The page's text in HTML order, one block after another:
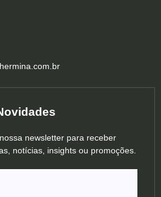
newsletter para receber
notícias, insights ou promoções.